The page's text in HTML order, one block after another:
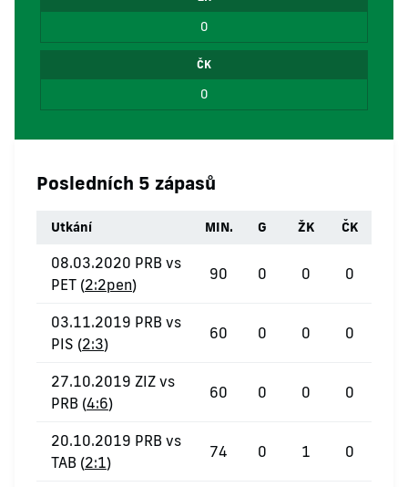
0
ČK
0
Posledních 5 zápasů
Utkání MIN. G ŽK ČK
08.03.2020 PRB vs
PET (2:2pen)
90 0 0 0
03.11.2019 PRB vs
PIS (2:3)
60 0 0 0
27.10.2019 ZIZ vs
PRB (4:6)
60 0 0 0
20.10.2019 PRB vs
TAB (2:1)
74 0 1 0